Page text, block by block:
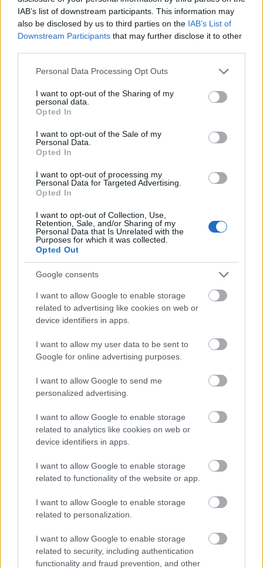
IAB’s list of downstream participants. This information may
also be disclosed by us to third parties on the IAB’s List of
Downstream Participants that may further disclose it to other
Please note that this website/app uses one or more Google
not limited to your visit or usage behaviour. You may click to
grant or deny consent to Google and its third-party tags to
use your data for below specified purposes in below Google
consent section.
Personal Data Processing Opt Outs
I want to opt-out of the Sharing of my
personal data.
Opted In
I want to opt-out of the Sale of my
Personal Data.
Opted In
I want to opt-out of processing my
Personal Data for Targeted Advertising.
Opted In
I want to opt-out of Collection, Use,
Retention, Sale, and/or Sharing of my
Personal Data that Is Unrelated with the
Purposes for which it was collected.
Opted Out
Google consents
I want to allow Google to enable storage
related to advertising like cookies on web or
device identifiers in apps.
I want to allow my user data to be sent to
Google for online advertising purposes.
I want to allow Google to send me
personalized advertising.
I want to allow Google to enable storage
related to analytics like cookies on web or
device identifiers in apps.
I want to allow Google to enable storage
related to functionality of the website or app.
I want to allow Google to enable storage
related to personalization.
I want to allow Google to enable storage
related to security, including authentication
functionality and fraud prevention, and other
Úgy tartották, hogy az éjféli mise alatt megszólalnak
az állatok és kibeszélik gazdáikat. Ezt megelőzendő
itatójukba petrezselymet, piros almát tettek, hogy
egészségesek legyenek, és ne tudjanak rosszat
mondani tartóikról.
Aki elkészült a Luca-székkel, és az éjféli misén feláll
rá, megláthatja a boszorkányokat. Ha észrevette
őket, menekülni kell, mert ők is kiszúrják a
kíváncsiskodót. A menekülés közben elszórt mák
segít egérutat nyerni: amíg a boszorkányok
szedegetik a szemeket, el lehet tűnni.
- december 25.(Karácsony): "Fekete karácsony -
fehér húsvét." Ha ezen a napon borús az idő, esik
vagy havazik, akkor szép nyár, jó termés lesz. A
fordítottja is igaz: ha süt a nap, rossz nyár várható,
és rossz lesz a termés is.
- december 26.(Karácsony, István): Ha szép idő van,
jó termés lesz.
- december 27.(János): János-nap, ha borús, a
termény igen dús - tartja a népi megfigyelés.
János napján szokás volt a boráldás. A középkorban
még a templomban ittak a hívek a szentek
tiszteletére, később a családok már csak elvitték a
bort a templomba, hogy a pap megáldja. A szentelt
bor meggyógyította a beteg embert és állatot,
megóvta a házat a gonosztól.
Ha tetszett a bejegyzés, oszd meg ismerőseiddel és
csatlakozz aKapanyél Facebook-közösségéhez
Címkék:időjárás karácsony bor boszorkány disznóölés
termésjóslás Luca-szék